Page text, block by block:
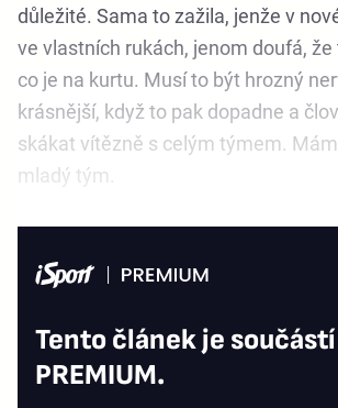
důležité. Sama to zažila, jenže v
ve vlastních rukách, jenom doufá, že
co je na kurtu. Musí to být hrozný
krásnější, když to pak dopadne a
skákat vítězně s celým týmem.
mladý tým.
Tento článek je
PREMIUM.